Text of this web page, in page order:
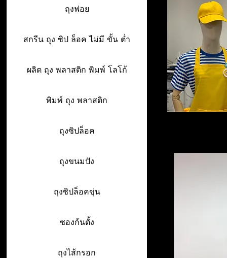
ถุงฟอย
สกรีน ถุง ซิป ล็อค ไม่มี ขั้น ต่ำ
ผลิต ถุง พลาสติก พิมพ์ โลโก้
พิมพ์ ถุง พลาสติก
ถุงซิปล็อค
ถุงขนมปัง
ถุงซิปล็อคขุ่น
ซองก้นตั้ง
ถุงไส้กรอก